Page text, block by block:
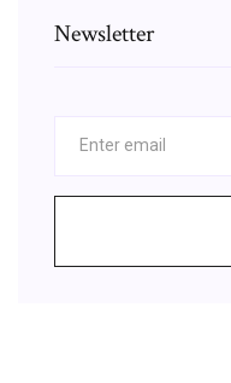
Newsletter